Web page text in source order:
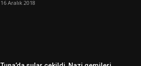
16 Aralık 2018